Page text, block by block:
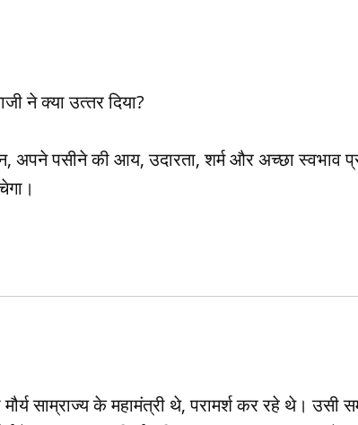
ने क्‍या उत्‍तर दिया?
अपने पसीने की आय, उदारता, शर्म और अच्‍छा स्‍वभाव
साम्राज्‍य के महामंत्री थे, परामर्श कर रहे थे। उसी